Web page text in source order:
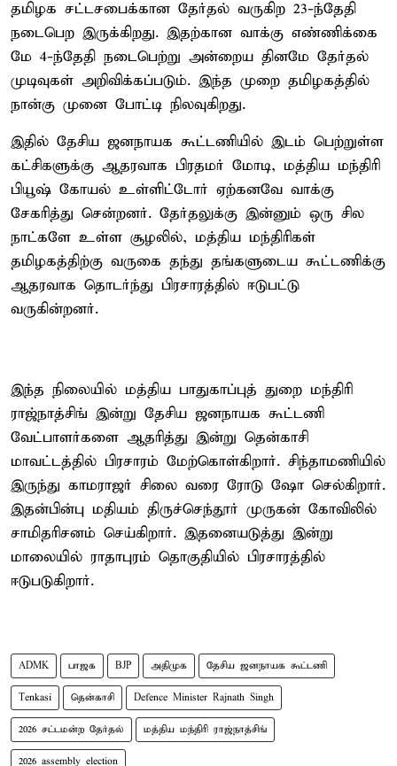
தமிழக சட்டசபைக்கான தேர்தல் வருகிற 23-ந்தேதி
நடைபெற இருக்கிறது. இதற்கான வாக்கு எண்ணிக்கை
மே 4-ந்தேதி நடைபெற்று அன்றைய தினமே தேர்தல்
முடிவுகள் அறிவிக்கப்படும். இந்த முறை தமிழகத்தில்
நான்கு முனை போட்டி நிலவுகிறது.
இதில் தேசிய ஜனநாயக கூட்டணியில் இடம் பெற்றுள்ள
கட்சிகளுக்கு ஆதரவாக பிரதமர் மோடி, மத்திய மந்திரி
பியூஷ் கோயல் உள்ளிட்டோர் ஏற்கனவே வாக்கு
சேகரித்து சென்றனர். தேர்தலுக்கு இன்னும் ஒரு சில
நாட்களே உள்ள சூழலில், மத்திய மந்திரிகள்
தமிழகத்திற்கு வருகை தந்து தங்களுடைய கூட்டணிக்கு
ஆதரவாக தொடர்ந்து பிரசாரத்தில் ஈடுபட்டு
வருகின்றனர்.
இந்த நிலையில் மத்திய பாதுகாப்புத் துறை மந்திரி
ராஜ்நாத்சிங் இன்று தேசிய ஜனநாயக கூட்டணி
வேட்பாளர்களை ஆதரித்து இன்று தென்காசி
மாவட்டத்தில் பிரசாரம் மேற்கொள்கிறார். சிந்தாமணியில்
இருந்து காமராஜர் சிலை வரை ரோடு ஷோ செல்கிறார்.
இதன்பின்பு மதியம் திருச்செந்தூர் முருகன் கோவிலில்
சாமிதரிசனம் செய்கிறார். இதனையடுத்து இன்று
மாலையில் ராதாபுரம் தொகுதியில் பிரசாரத்தில்
ஈடுபடுகிறார்.
ADMK பாஜக BJP அதிமுக தேசிய ஜனநாயக கூட்டணி
Tenkasi தென்காசி Defence Minister Rajnath Singh
2026 சட்டமன்ற தேர்தல் மத்திய மந்திரி ராஜ்நாத்சிங்
2026 assembly election